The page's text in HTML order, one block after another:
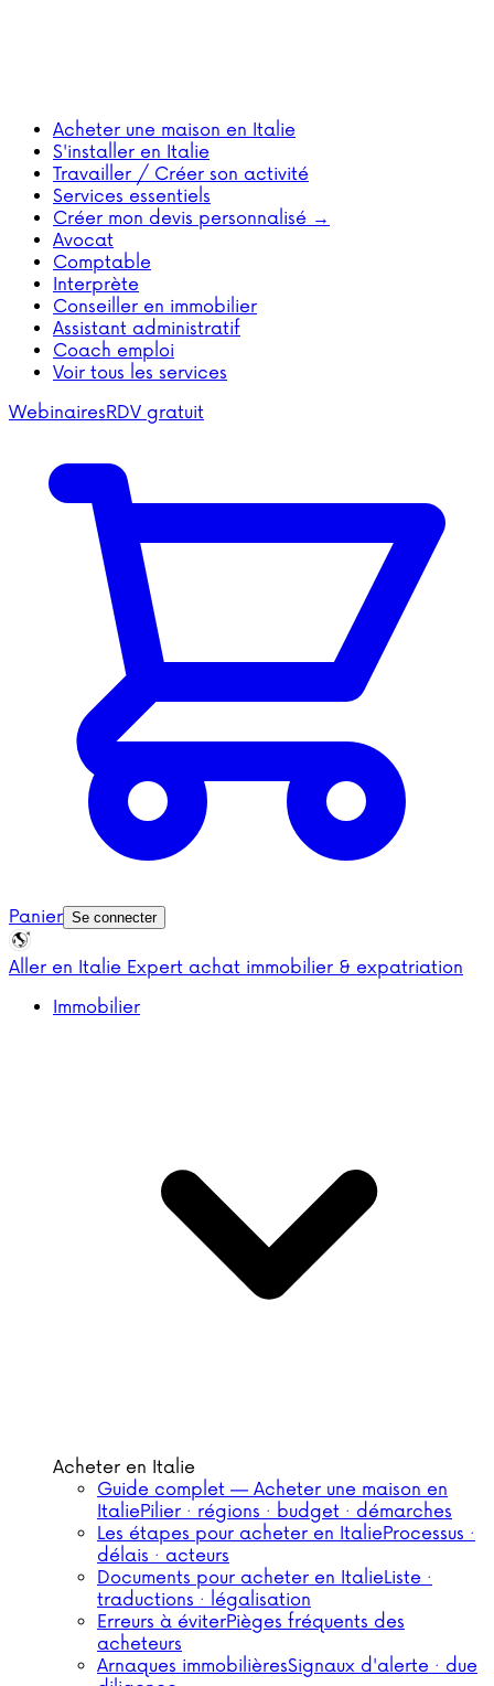
Acheter une maison en Italie
S'installer en Italie
Travailler / Créer son activité
Services essentiels
Créer mon devis personnalisé →
Avocat
Comptable
Interprète
Conseiller en immobilier
Assistant administratif
Coach emploi
Voir tous les services
WebinairesRDV gratuit
Panier Se connecter
Aller en Italie Expert achat immobilier & expatriation
Immobilier
Acheter en Italie
Guide complet — Acheter une maison en
ItaliePilier · régions · budget · démarches
Les étapes pour acheter en ItalieProcessus ·
délais · acteurs
Documents pour acheter en ItalieListe ·
traductions · légalisation
Erreurs à éviterPièges fréquents des
acheteurs
Arnaques immobilièresSignaux d'alerte · due